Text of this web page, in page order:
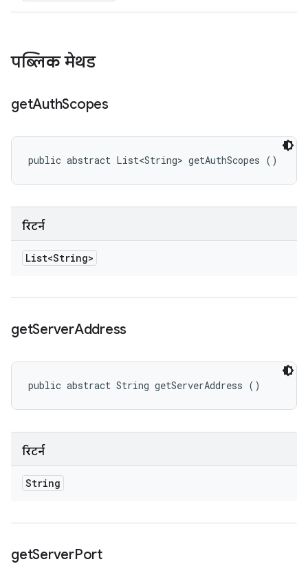
पब्लिक मेथड
getAuthScopes
public abstract List<String> getAuthScopes ()
रिटर्न
List<String>
getServerAddress
public abstract String getServerAddress ()
रिटर्न
String
getServerPort